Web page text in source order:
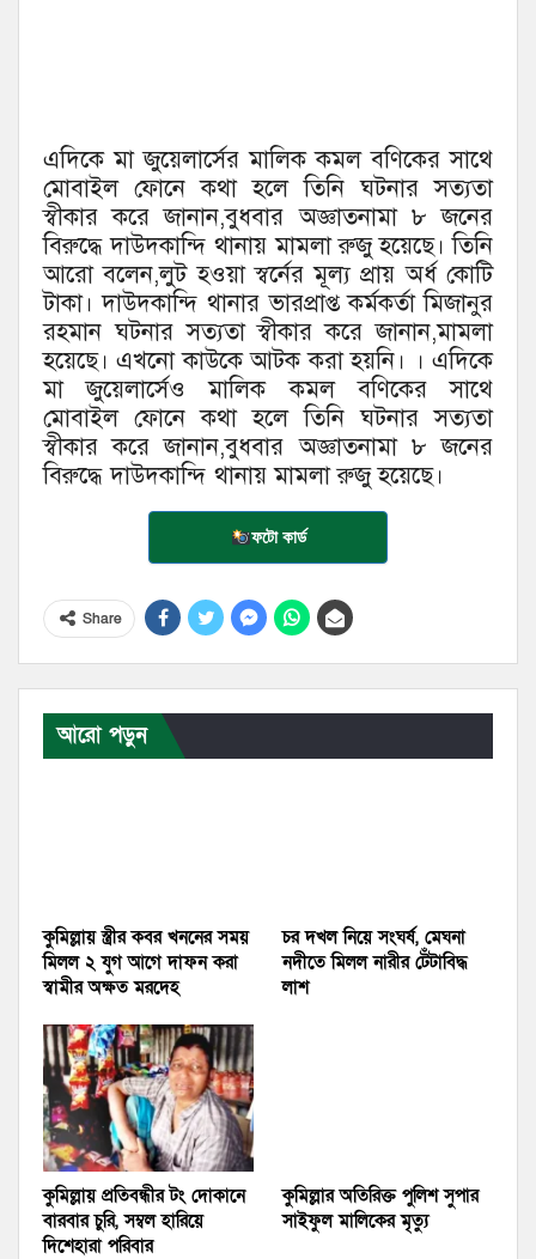
এদিকে মা জুয়েলার্সের মালিক কমল বণিকের সাথে
মোবাইল ফোনে কথা হলে তিনি ঘটনার সত্যতা
স্বীকার করে জানান,বুধবার অজ্ঞাতনামা ৮ জনের
বিরুদ্ধে দাউদকান্দি থানায় মামলা রুজু হয়েছে। তিনি
আরো বলেন,লুট হওয়া স্বর্নের মূল্য প্রায় অর্ধ কোটি
টাকা। দাউদকান্দি থানার ভারপ্রাপ্ত কর্মকর্তা মিজানুর
রহমান ঘটনার সত্যতা স্বীকার করে জানান,মামলা
হয়েছে। এখনো কাউকে আটক করা হয়নি। । এদিকে
মা জুয়েলার্সেও মালিক কমল বণিকের সাথে
মোবাইল ফোনে কথা হলে তিনি ঘটনার সত্যতা
স্বীকার করে জানান,বুধবার অজ্ঞাতনামা ৮ জনের
বিরুদ্ধে দাউদকান্দি থানায় মামলা রুজু হয়েছে।
ফটো কার্ড
Share
আরো পড়ুন
কুমিল্লায় স্ত্রীর কবর খননের সময়
মিলল ২ যুগ আগে দাফন করা
স্বামীর অক্ষত মরদেহ
চর দখল নিয়ে সংঘর্ষ, মেঘনা
নদীতে মিলল নারীর টেঁটাবিদ্ধ
লাশ
কুমিল্লায় প্রতিবন্ধীর টং দোকানে
বারবার চুরি, সম্বল হারিয়ে
দিশেহারা পরিবার
কুমিল্লার অতিরিক্ত পুলিশ সুপার
সাইফুল মালিকের মৃত্যু